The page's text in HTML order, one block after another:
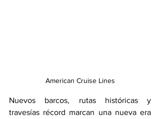
American Cruise Lines
Nuevos barcos, rutas históricas y
travesías récord marcan una nueva era